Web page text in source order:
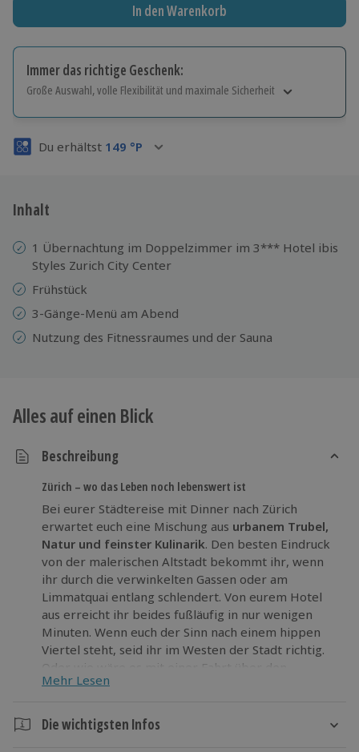
In den Warenkorb
Immer das richtige Geschenk:
Große Auswahl, volle Flexibilität und maximale Sicherheit
Volle Flexibilität
3 Jahre gültig & verlängerbar.
Du erhältst 149 °P
Inhalt
1 Übernachtung im Doppelzimmer im 3*** Hotel ibis
Styles Zurich City Center
Frühstück
3-Gänge-Menü am Abend
Nutzung des Fitnessraumes und der Sauna
Alles auf einen Blick
Beschreibung
Zürich – wo das Leben noch lebenswert ist
Bei eurer Städtereise mit Dinner nach Zürich
erwartet euch eine Mischung aus urbanem Trubel,
Natur und feinster Kulinarik. Den besten Eindruck
von der malerischen Altstadt bekommt ihr, wenn
ihr durch die verwinkelten Gassen oder am
Limmatquai entlang schlendert. Von eurem Hotel
aus erreicht ihr beides fußläufig in nur wenigen
Minuten. Wenn euch der Sinn nach einem hippen
Viertel steht, seid ihr im Westen der Stadt richtig.
Oder wie wäre es mit einer Fahrt über den
Zürichsee im Tretboot, Party-Schiff oder
Menü im Restaurant YUKA lasst ihr den Tag
ausklingen.
Mehr Lesen
Die wichtigsten Infos